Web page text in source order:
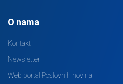
O nama
Kontakt
Newsletter
Web portal Poslovnih novina